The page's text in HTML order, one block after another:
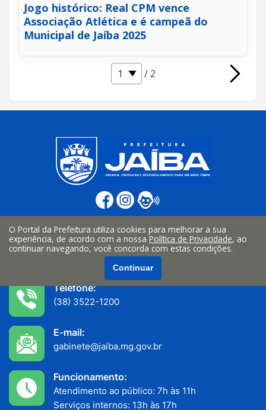
Jogo histórico: Real CPM vence
Associação Atlética e é campeã do
Municipal de Jaíba 2025
/ 2
Endereço:
Av. João Teixeira Filho n° 335, Centro
Jaiba/MG - CEP: 39508-000
Telefone:
(38) 3522-1200
E-mail:
gabinete@jaíba.mg.gov.br
Funcionamento:
Atendimento ao público: 7h às 11h
Serviços internos: 13h às 17h
O Portal da Prefeitura utiliza cookies para melhorar a sua
experiência, de acordo com a nossaPolítica de Privacidade, ao
continuar navegando, você concorda com estas condições.
Continuar